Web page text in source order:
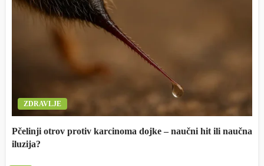
ZDRAVLJE
Pčelinji otrov protiv karcinoma dojke – naučni hit ili naučna
iluzija?